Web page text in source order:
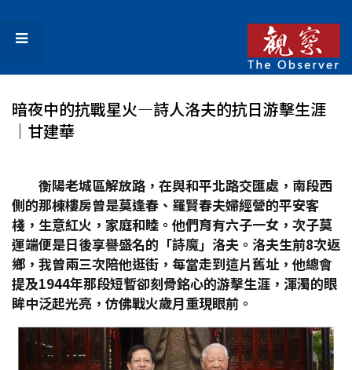
暗夜中的抗戰星火—詩人洛夫的抗日游擊生涯
│甘建華
衡陽老城區解放路，在與和平北路交匯處，南段西
側的那棟樓房曾是莫逢春、羅賢春夫婦經營的平安客
棧，生意紅火，家庭和睦。他們育有六子一女，次子莫
運端便是日後享譽盛名的「詩魔」洛夫。洛夫生前8次返
鄉，我曾兩三次陪他逛街，每當走到這片舊址，他總會
提及1944年那段短暫卻刻骨銘心的游擊生涯，渾濁的眼
眸中泛起光亮，仿佛戰火歲月重現眼前。